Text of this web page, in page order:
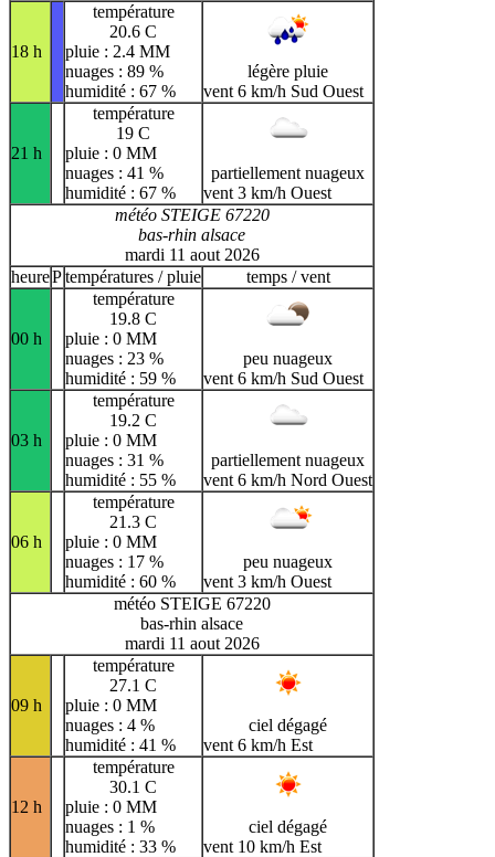
18 h
température
20.6 C
pluie : 2.4 MM
nuages : 89 %
humidité : 67 %
légère pluie
vent 6 km/h Sud Ouest
21 h
température
19 C
pluie : 0 MM
nuages : 41 %
humidité : 67 %
partiellement nuageux
vent 3 km/h Ouest
météo STEIGE 67220
bas-rhin alsace
mardi 11 aout 2026
heurePtempératures / pluie temps / vent
00 h
température
19.8 C
pluie : 0 MM
nuages : 23 %
humidité : 59 %
peu nuageux
vent 6 km/h Sud Ouest
03 h
température
19.2 C
pluie : 0 MM
nuages : 31 %
humidité : 55 %
partiellement nuageux
vent 6 km/h Nord Ouest
06 h
température
21.3 C
pluie : 0 MM
nuages : 17 %
humidité : 60 %
peu nuageux
vent 3 km/h Ouest
météo STEIGE 67220
bas-rhin alsace
mardi 11 aout 2026
09 h
température
27.1 C
pluie : 0 MM
nuages : 4 %
humidité : 41 %
ciel dégagé
vent 6 km/h Est
12 h
température
30.1 C
pluie : 0 MM
nuages : 1 %
humidité : 33 %
ciel dégagé
vent 10 km/h Est